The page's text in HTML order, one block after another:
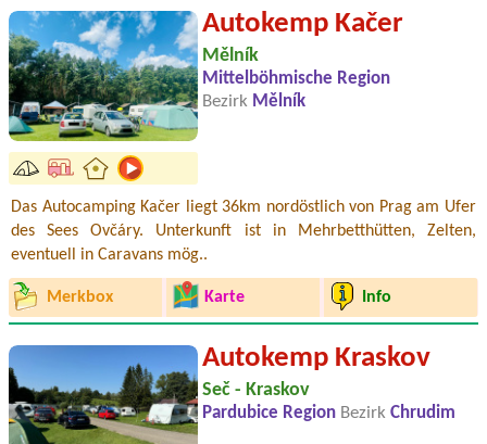
Autokemp Kačer
Mělník
Mittelböhmische Region
Bezirk Mělník
Das Autocamping Kačer liegt 36km nordöstlich von Prag am Ufer
des Sees Ovčáry. Unterkunft ist in Mehrbetthütten, Zelten,
eventuell in Caravans mög..
Merkbox Karte Info
Autokemp Kraskov
Seč - Kraskov
Pardubice Region Bezirk Chrudim